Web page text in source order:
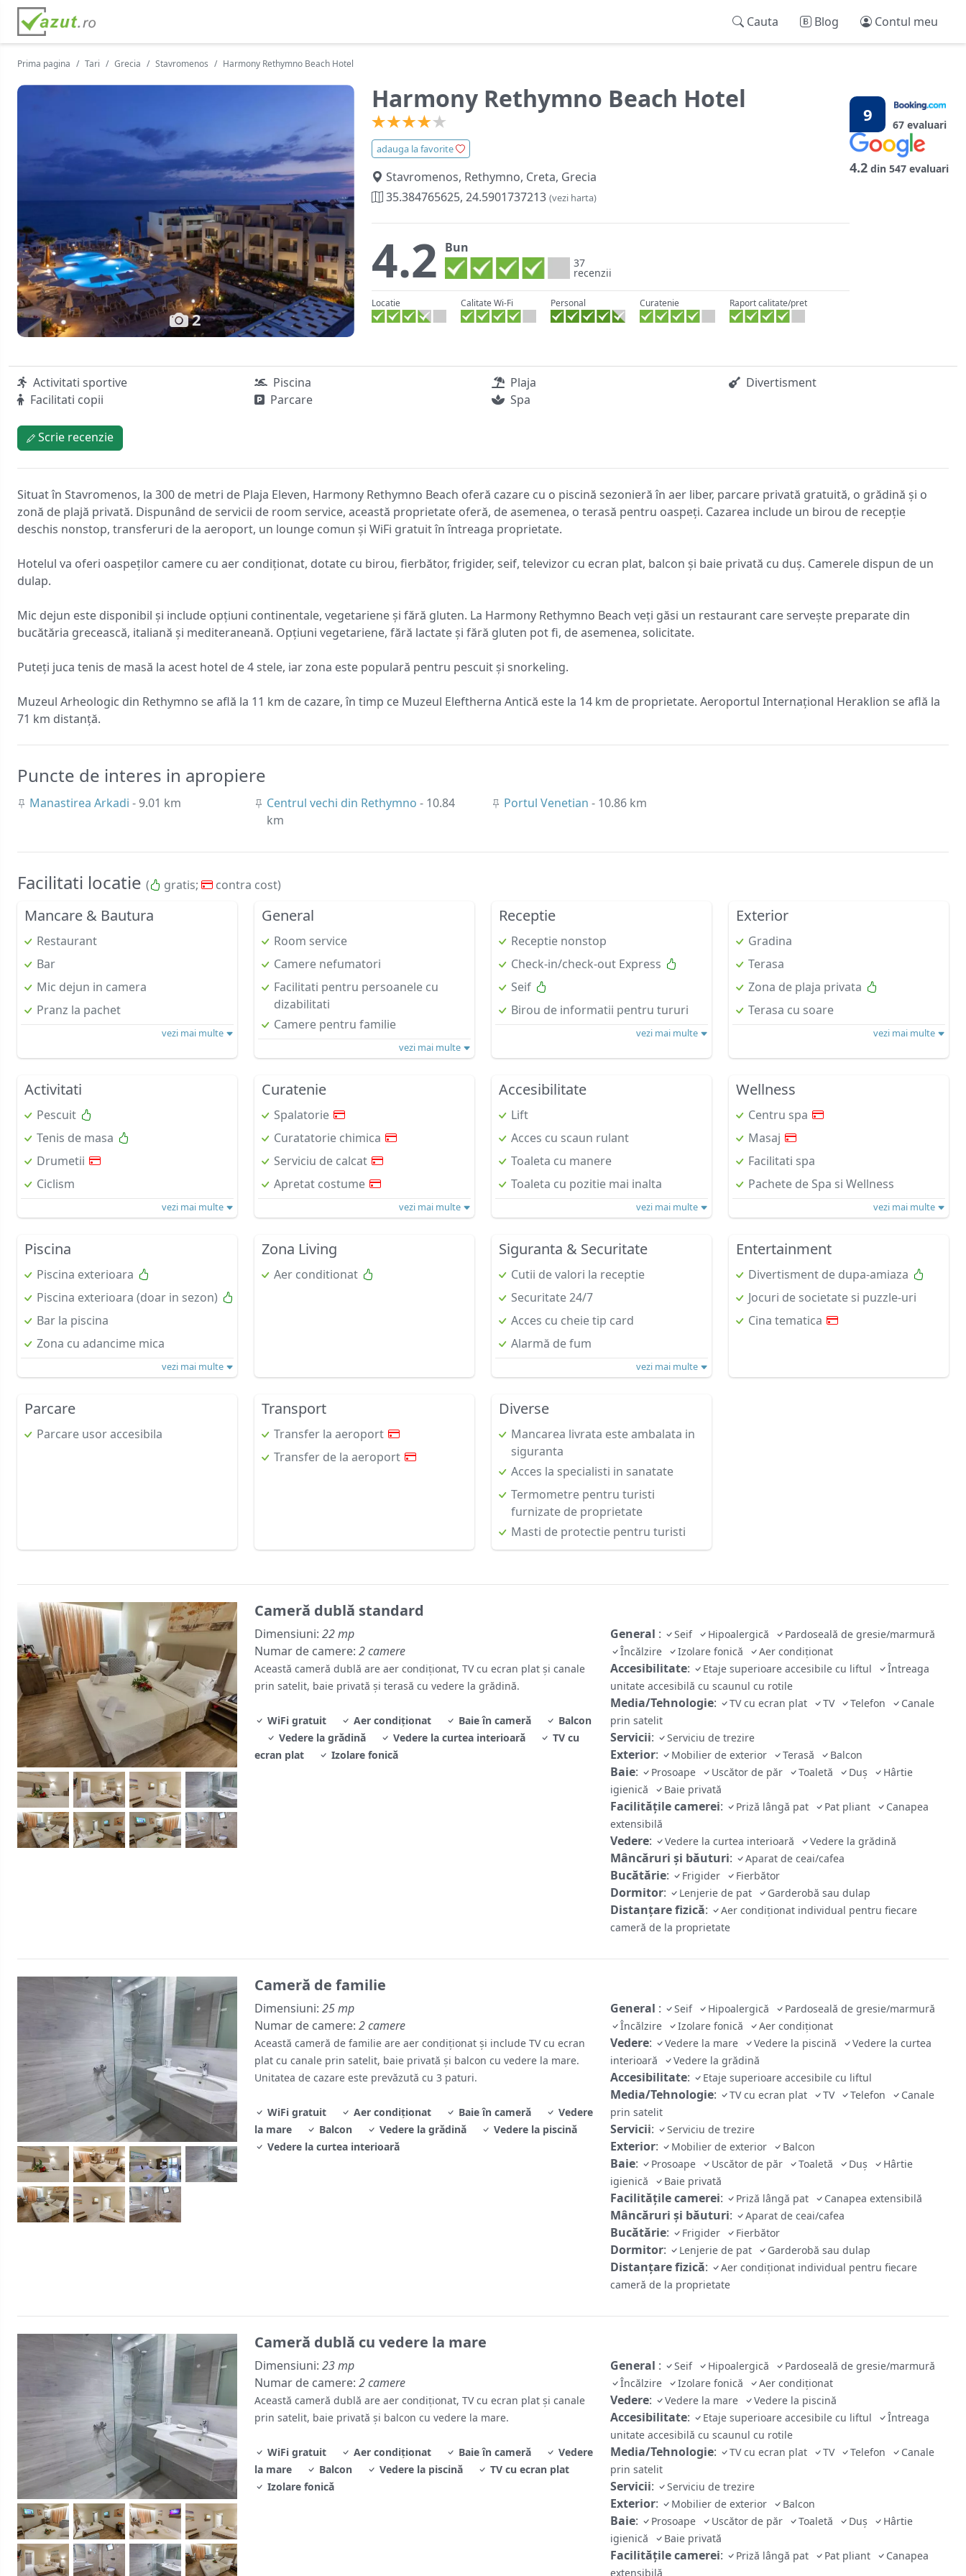
Cauta Blog Contul meu
Prima pagina Tari Grecia Stavromenos Harmony Rethymno Beach Hotel
2
Harmony Rethymno Beach Hotel
adauga la favorite
Stavromenos, Rethymno, Creta, Grecia
35.384765625, 24.5901737213 (vezi harta)
4.2 Bun
37
recenzii
Locatie Calitate Wi-Fi Personal Curatenie Raport calitate/pret
9 67 evaluari
4.2 din 547 evaluari
Activitati sportive Piscina Plaja
Divertisment
Facilitati copii
Parcare Spa
Scrie recenzie
Situat în Stavromenos, la 300 de metri de Plaja Eleven, Harmony Rethymno Beach oferă cazare cu o piscină sezonieră în aer liber, parcare privată gratuită, o grădină și o
zonă de plajă privată. Dispunând de servicii de room service, această proprietate oferă, de asemenea, o terasă pentru oaspeți. Cazarea include un birou de recepție
deschis nonstop, transferuri de la aeroport, un lounge comun și WiFi gratuit în întreaga proprietate.
Hotelul va oferi oaspeților camere cu aer condiționat, dotate cu birou, fierbător, frigider, seif, televizor cu ecran plat, balcon și baie privată cu duș. Camerele dispun de un
dulap.
Mic dejun este disponibil și include opțiuni continentale, vegetariene și fără gluten. La Harmony Rethymno Beach veți găsi un restaurant care servește preparate din
bucătăria grecească, italiană și mediteraneană. Opțiuni vegetariene, fără lactate și fără gluten pot fi, de asemenea, solicitate.
Puteți juca tenis de masă la acest hotel de 4 stele, iar zona este populară pentru pescuit și snorkeling.
Muzeul Arheologic din Rethymno se află la 11 km de cazare, în timp ce Muzeul Eleftherna Antică este la 14 km de proprietate. Aeroportul Internațional Heraklion se află la
71 km distanță.
Puncte de interes in apropiere
Manastirea Arkadi - 9.01 km Centrul vechi din Rethymno - 10.84
km
Portul Venetian - 10.86 km
Facilitati locatie ( gratis; contra cost)
Mancare & Bautura
Restaurant
Bar
Mic dejun in camera
Pranz la pachet
vezi mai multe
General
Room service
Camere nefumatori
Facilitati pentru persoanele cu
dizabilitati
Camere pentru familie
vezi mai multe
Receptie
Receptie nonstop
Check-in/check-out Express
Seif
Birou de informatii pentru tururi
vezi mai multe
Exterior
Gradina
Terasa
Zona de plaja privata
Terasa cu soare
vezi mai multe
Activitati
Pescuit
Tenis de masa
Drumetii
Ciclism
vezi mai multe
Curatenie
Spalatorie
Curatatorie chimica
Serviciu de calcat
Apretat costume
vezi mai multe
Accesibilitate
Lift
Acces cu scaun rulant
Toaleta cu manere
Toaleta cu pozitie mai inalta
vezi mai multe
Wellness
Centru spa
Masaj
Facilitati spa
Pachete de Spa si Wellness
vezi mai multe
Piscina
Piscina exterioara
Piscina exterioara (doar in sezon)
Bar la piscina
Zona cu adancime mica
vezi mai multe
Zona Living
Aer conditionat
Siguranta & Securitate
Cutii de valori la receptie
Securitate 24/7
Acces cu cheie tip card
Alarmă de fum
vezi mai multe
Entertainment
Divertisment de dupa-amiaza
Jocuri de societate si puzzle-uri
Cina tematica
Parcare
Parcare usor accesibila
Transport
Transfer la aeroport
Transfer de la aeroport
Diverse
Mancarea livrata este ambalata in
siguranta
Acces la specialisti in sanatate
Termometre pentru turisti
furnizate de proprietate
Masti de protectie pentru turisti
Cameră dublă standard
Dimensiuni: 22 mp
Numar de camere: 2 camere
Această cameră dublă are aer condiționat, TV cu ecran plat și canale
prin satelit, baie privată și terasă cu vedere la grădină.
WiFi gratuit Aer condiționat Baie în cameră
Balcon
Vedere la grădină
Vedere la curtea interioară
TV cu
ecran plat
Izolare fonică
General : Seif Hipoalergică
Pardoseală de gresie/marmură
Încălzire
Izolare fonică Aer condiționat
Accesibilitate: Etaje superioare accesibile cu liftul
Întreaga
unitate accesibilă cu scaunul cu rotile
Media/Tehnologie: TV cu ecran plat TV Telefon
Canale
prin satelit
Servicii: Serviciu de trezire
Exterior: Mobilier de exterior Terasă Balcon
Baie: Prosoape Uscător de păr Toaletă Duș
Hârtie
igienică
Baie privată
Facilităţile camerei: Priză lângă pat Pat pliant
Canapea
extensibilă
Vedere: Vedere la curtea interioară Vedere la grădină
Mâncăruri și băuturi: Aparat de ceai/cafea
Bucătărie: Frigider Fierbător
Dormitor: Lenjerie de pat Garderobă sau dulap
Distanțare fizică:
Aer condiționat individual pentru fiecare
cameră de la proprietate
Cameră de familie
Dimensiuni: 25 mp
Numar de camere: 2 camere
Această cameră de familie are aer condiționat și include TV cu ecran
plat cu canale prin satelit, baie privată și balcon cu vedere la mare.
Unitatea de cazare este prevăzută cu 3 paturi.
WiFi gratuit Aer condiționat Baie în cameră
Vedere
la mare
Balcon Vedere la grădină
Vedere la piscină
Vedere la curtea interioară
General : Seif Hipoalergică
Pardoseală de gresie/marmură
Încălzire
Izolare fonică Aer condiționat
Vedere: Vedere la mare Vedere la piscină
Vedere la curtea
interioară
Vedere la grădină
Accesibilitate: Etaje superioare accesibile cu liftul
Media/Tehnologie: TV cu ecran plat TV Telefon
Canale
prin satelit
Servicii: Serviciu de trezire
Exterior: Mobilier de exterior Balcon
Baie: Prosoape Uscător de păr Toaletă Duș
Hârtie
igienică
Baie privată
Facilităţile camerei: Priză lângă pat Canapea extensibilă
Mâncăruri și băuturi: Aparat de ceai/cafea
Bucătărie: Frigider Fierbător
Dormitor: Lenjerie de pat Garderobă sau dulap
Distanțare fizică:
Aer condiționat individual pentru fiecare
cameră de la proprietate
Cameră dublă cu vedere la mare
Dimensiuni: 23 mp
Numar de camere: 2 camere
Această cameră dublă are aer condiționat, TV cu ecran plat și canale
prin satelit, baie privată și balcon cu vedere la mare.
WiFi gratuit Aer condiționat Baie în cameră
Vedere
la mare
Balcon Vedere la piscină
TV cu ecran plat
Izolare fonică
General : Seif Hipoalergică
Pardoseală de gresie/marmură
Încălzire
Izolare fonică Aer condiționat
Vedere: Vedere la mare Vedere la piscină
Accesibilitate: Etaje superioare accesibile cu liftul
Întreaga
unitate accesibilă cu scaunul cu rotile
Media/Tehnologie: TV cu ecran plat TV Telefon
Canale
prin satelit
Servicii: Serviciu de trezire
Exterior: Mobilier de exterior Balcon
Baie: Prosoape Uscător de păr Toaletă Duș
Hârtie
igienică
Baie privată
Facilităţile camerei: Priză lângă pat Pat pliant
Canapea
extensibilă